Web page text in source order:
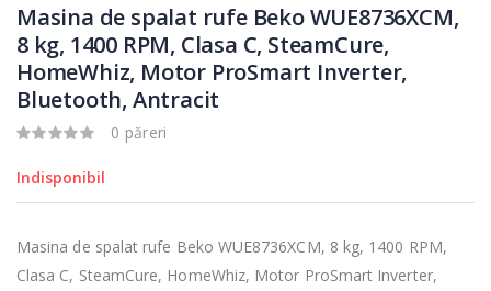
Masina de spalat rufe Beko WUE8736XCM,
8 kg, 1400 RPM, Clasa C, SteamCure,
HomeWhiz, Motor ProSmart Inverter,
Bluetooth, Antracit
0 păreri
Indisponibil
Masina de spalat rufe Beko WUE8736XCM, 8 kg, 1400 RPM,
Clasa C, SteamCure, HomeWhiz, Motor ProSmart Inverter,
-25%
Fierbator
electric cu filtru
...
89,00 Lei
549,00 Lei
Mixer vertical
Heinner ...